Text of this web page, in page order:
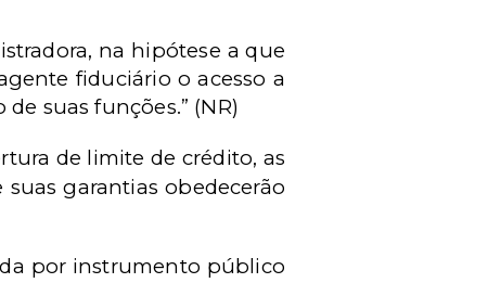
na hipótese a que
fiduciário o acesso a
suas funções.” (NR)
de limite de crédito, as
garantias obedecerão
por instrumento público